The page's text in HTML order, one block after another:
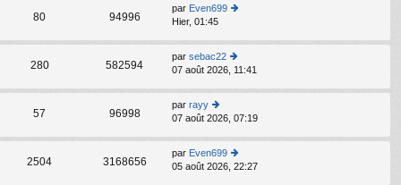
ult
le
d
er
er
e
s
s
a
80 94996
par Even699
s
ult
er
le
er
er
m
e
Hier, 01:45
280 582594
par sebac22
o
er
le
d
er
07 août 2026, 11:41
57 96998
par rayy
o
ult
er
07 août 2026, 07:19
2504 3168656
par Even699
o
05 août 2026, 22:27